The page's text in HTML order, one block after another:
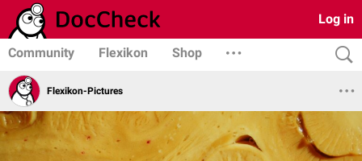
Log in
Community Flexikon Shop
Flexikon-Pictures